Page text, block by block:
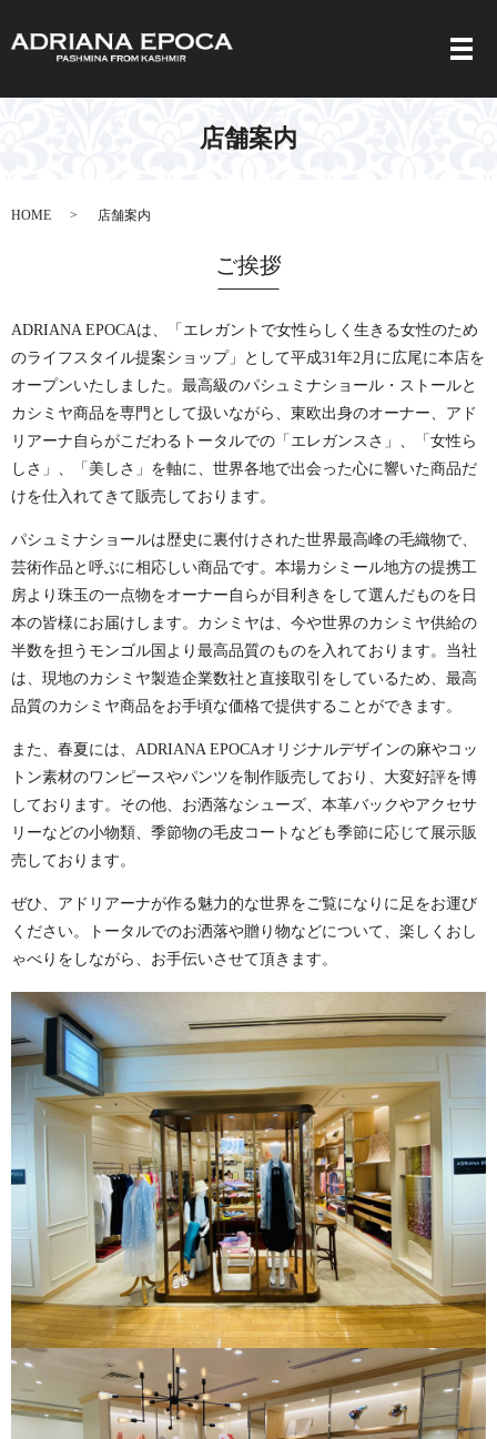
メ
店舗案内
HOME 店舗案内
ご挨拶
ADRIANA EPOCAは、「エレガントで女性らしく生きる女性のため
のライフスタイル提案ショップ」として平成31年2月に広尾に本店を
オープンいたしました。最高級のパシュミナショール・ストールと
カシミヤ商品を専門として扱いながら、東欧出身のオーナー、アド
リアーナ自らがこだわるトータルでの「エレガンスさ」、「女性ら
しさ」、「美しさ」を軸に、世界各地で出会った心に響いた商品だ
けを仕入れてきて販売しております。
パシュミナショールは歴史に裏付けされた世界最高峰の毛織物で、
芸術作品と呼ぶに相応しい商品です。本場カシミール地方の提携工
房より珠玉の一点物をオーナー自らが目利きをして選んだものを日
本の皆様にお届けします。カシミヤは、今や世界のカシミヤ供給の
半数を担うモンゴル国より最高品質のものを入れております。当社
は、現地のカシミヤ製造企業数社と直接取引をしているため、最高
品質のカシミヤ商品をお手頃な価格で提供することができます。
また、春夏には、ADRIANA EPOCAオリジナルデザインの麻やコッ
トン素材のワンピースやパンツを制作販売しており、大変好評を博
しております。その他、お洒落なシューズ、本革バックやアクセサ
リーなどの小物類、季節物の毛皮コートなども季節に応じて展示販
売しております。
ぜひ、アドリアーナが作る魅力的な世界をご覧になりに足をお運び
ください。トータルでのお洒落や贈り物などについて、楽しくおし
ゃべりをしながら、お手伝いさせて頂きます。